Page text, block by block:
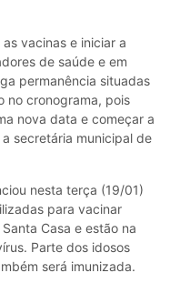
vacinas e iniciar a
de saúde e em
permanência situadas
no cronograma, pois
nova data e começar a
secretária municipal de
nesta terça (19/01)
para vacinar
Casa e estão na
Parte dos idosos
será imunizada.